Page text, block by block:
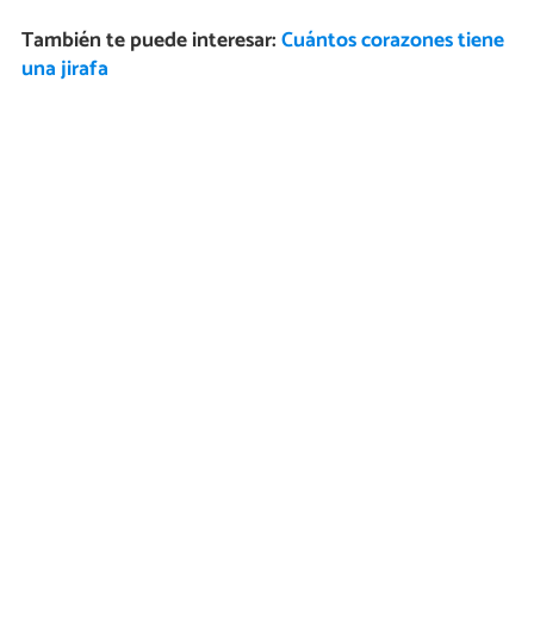
También te puede interesar:Cuántos corazones tiene
una jirafa